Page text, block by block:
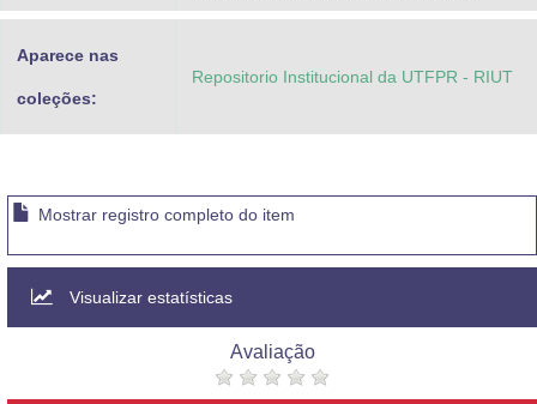
Aparece nas
coleções:
Repositorio Institucional da UTFPR - RIUT
Mostrar registro completo do item
Visualizar estatísticas
Avaliação